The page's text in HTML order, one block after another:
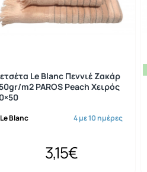
Le Blanc 4 με 10 ημέρες
Le Blanc Πεννιέ Ζακάρ
m2 PAROS Peach Χειρός
3,15€